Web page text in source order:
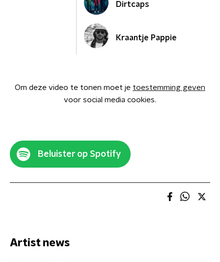
Dirtcaps
Kraantje Pappie
Om deze video te tonen moet je toestemming geven
voor social media cookies.
Beluister op Spotify
Artist news